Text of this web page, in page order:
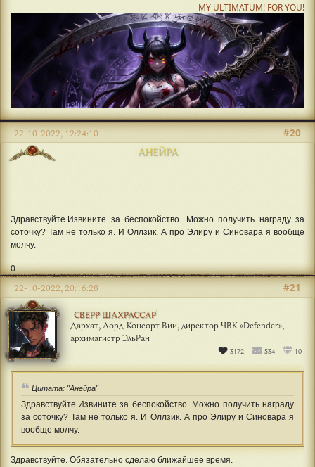
MY ULTIMATUM! FOR YOU!
АНЕЙРА
#20
22-10-2022, 12:24:10
Здравствуйте.Извините за беспокойство. Можно получить награду за
соточку? Там не только я. И Оллзик. А про Элиру и Синовара я вообще
молчу.
0
СВЕРР ШАХРАССАР
Дархат, Лорд-Консорт Вии, директор ЧВК «Defender»,
архимагистр ЭльРан
3172 534 10
#21
22-10-2022, 20:16:28
Цитата: "Анейра"
Здравствуйте.Извините за беспокойство. Можно получить награду
за соточку? Там не только я. И Оллзик. А про Элиру и Синовара я
вообще молчу.
Здравствуйте. Обязательно сделаю ближайшее время.